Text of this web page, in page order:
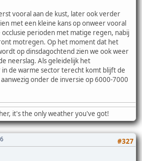
vooral aan de kust, later ook verder
met een kleine kans op onweer vooral
occlusie perioden met matige regen, nabij
motregen. Op het moment dat het
op dinsdagochtend zien we ook weer
neerslag. Als geleidelijk het
de warme sector terecht komt blijft de
onder de inversie op 6000-7000
it's the only weather you've got!
#327